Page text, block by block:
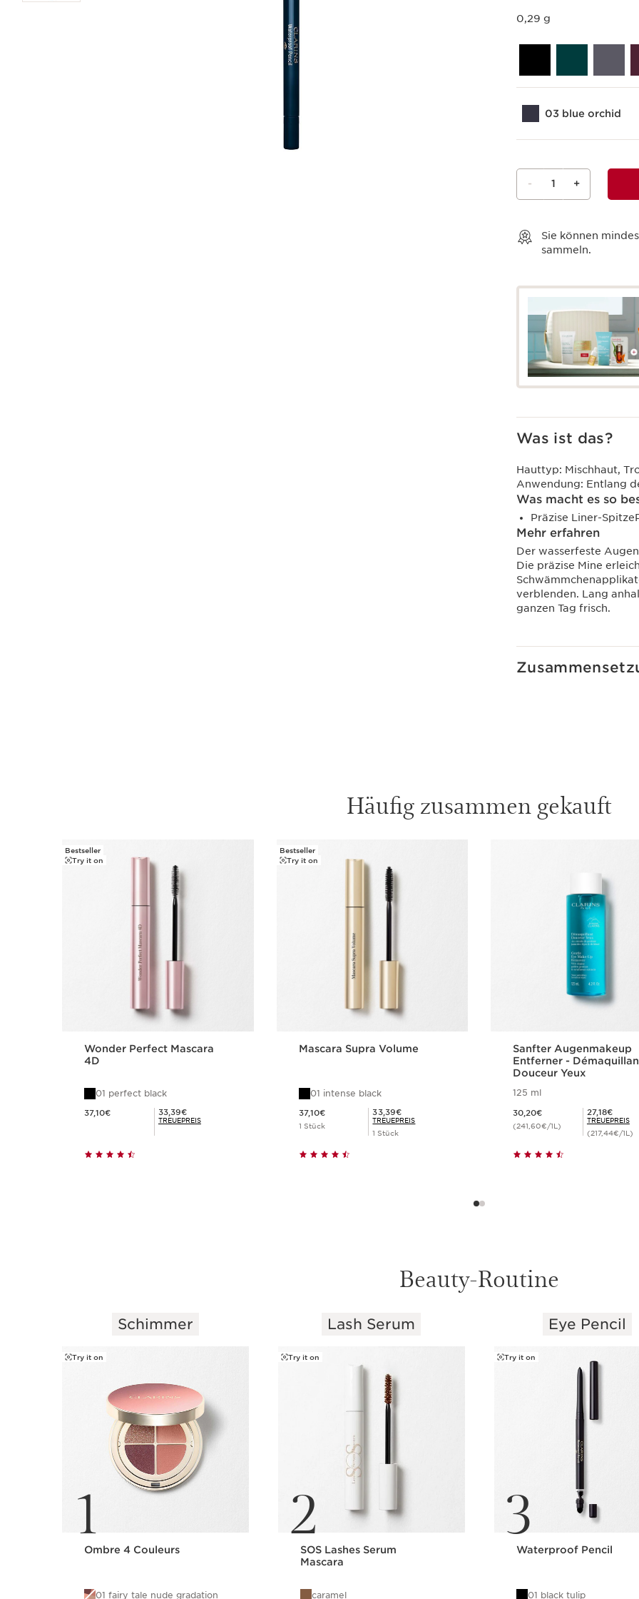
0,29 g
03 blue orchid
- 1 +
Sie können
sammeln.
Was ist das?
Hauttyp: Mischhaut,
Anwendung: Entlang
Was macht es so
Präzise Liner-
Mehr erfahren
Der wasserfeste
Die präzise Mine
verblenden. Lang
ganzen Tag frisch.
Häufig zusammen gekauft
WEITER ZUM INHALT
Bestseller
Try it on
Wonder Perfect Mascara
4D
01 perfect black
37,10€ Mitgliederpreis 33,39€
33,39€
TREUEPREIS
Schnellansicht
Bestseller
Try it on
Mascara Supra Volume
01 intense black
37,10€
1 Stück
Mitgliederpreis 33,39€
33,39€
TREUEPREIS
1 Stück
Schnellansicht
Sanfter Augenmakeup
Entferner -
Douceur Yeux
125 ml
30,20€
(241,60€/1L)
Mitgliederpreis 27,18€
27,18€
TREUEPREIS
(217,44€/1L)
Schnellansicht
Beauty-Routine
WEITER ZUM INHALT
Schimmer
1
Try it on
Ombre 4 Couleurs
01 fairy tale nude gradation
Lash Serum
2
Try it on
SOS Lashes Serum
Mascara
caramel
Eye Pencil
3
Try it on
Waterproof Pencil
01 black tulip